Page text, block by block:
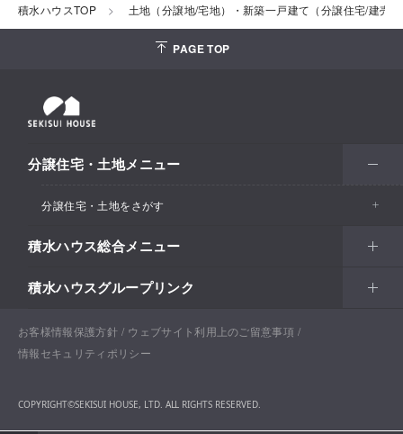
積水ハウスTOP 土地（分譲地/宅地）・新築一戸建て（分譲住宅/建売
PAGE TOP
分譲住宅・土地メニュー
分譲住宅・土地をさがす
エリアからさがす
北海道・東北
北海道
関東甲信越
愛知
関西
市区町村からさがす
沿線・駅からさがす
積水ハウス総合メニュー
住まい
戸建住宅
土地活用
企業・行政向け不動産活用（CRE・PRE）
開発事業
積水ハウスグループリンク
積水ハウスサポートプラス
お客様情報保護方針
ウェブサイト利用上のご留意事項
情報セキュリティポリシー
COPYRIGHT©SEKISUI HOUSE, LTD. ALL RIGHTS RESERVED.